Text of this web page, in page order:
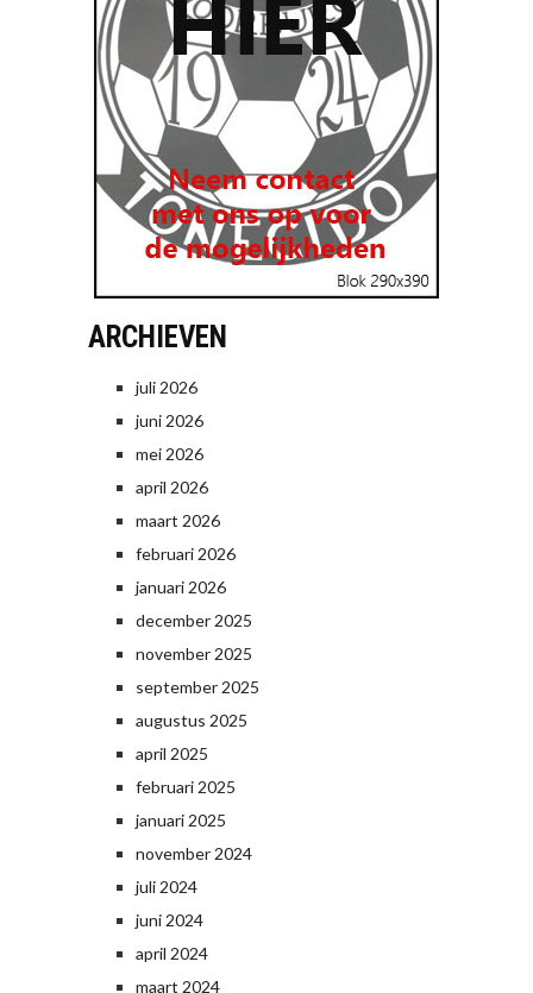
ARCHIEVEN
juli 2026
juni 2026
mei 2026
april 2026
maart 2026
februari 2026
januari 2026
december 2025
november 2025
september 2025
augustus 2025
april 2025
februari 2025
januari 2025
november 2024
juli 2024
juni 2024
april 2024
maart 2024